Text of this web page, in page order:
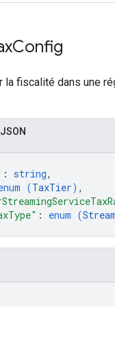
Config
la fiscalité dans une
: string,
(TaxTier) ,
: enum (